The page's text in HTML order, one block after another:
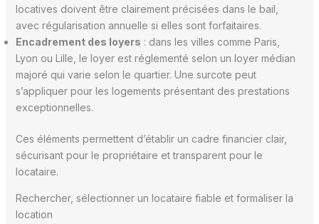
locatives doivent être clairement précisées dans le bail,
avec régularisation annuelle si elles sont forfaitaires.
Encadrement des loyers : dans les villes comme Paris,
Lyon ou Lille, le loyer est réglementé selon un loyer médian
majoré qui varie selon le quartier. Une surcote peut
s’appliquer pour les logements présentant des prestations
exceptionnelles.
Ces éléments permettent d’établir un cadre financier clair,
sécurisant pour le propriétaire et transparent pour le
locataire.
Rechercher, sélectionner un locataire fiable et formaliser la
location